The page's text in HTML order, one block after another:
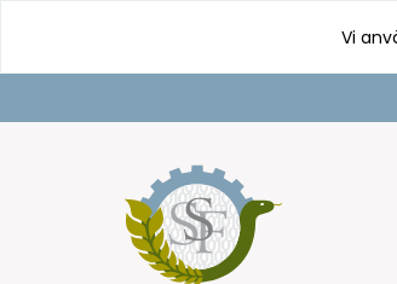
innehåll
Vi